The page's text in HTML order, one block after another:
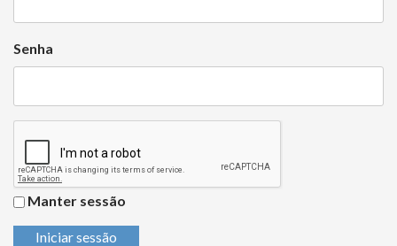
Senha
Manter sessão
Iniciar sessão